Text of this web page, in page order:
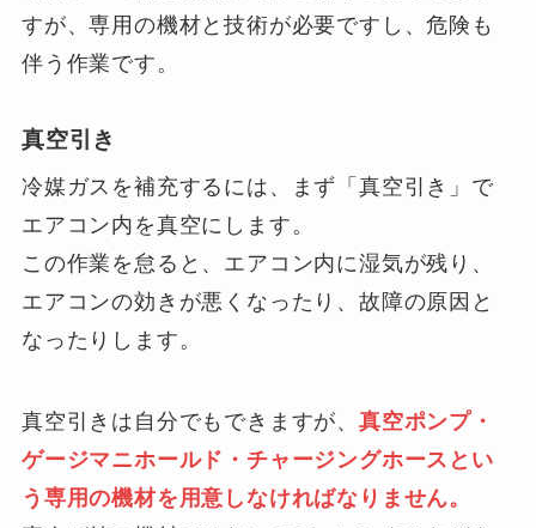
すが、専用の機材と技術が必要ですし、危険も
伴う作業です。
真空引き
冷媒ガスを補充するには、まず「真空引き」で
エアコン内を真空にします。
この作業を怠ると、エアコン内に湿気が残り、
エアコンの効きが悪くなったり、故障の原因と
なったりします。
真空引きは自分でもできますが、真空ポンプ・
ゲージマニホールド・チャージングホースとい
う専用の機材を用意しなければなりません。